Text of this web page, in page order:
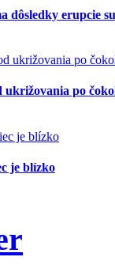
dôsledky erupcie
ukrižovania po
je blízko